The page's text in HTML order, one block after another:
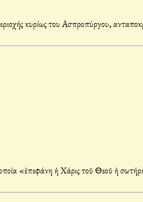
κυρίως του Ασπροπύργου,
«ἐπεφάνη ἡ Χάρις τοῦ Θεοῦ ἡ